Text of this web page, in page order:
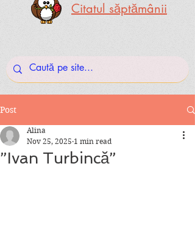
Citatul săptămânii
Post
”Ivan Turbincă”
Alina
Nov 25, 2025 1 min read